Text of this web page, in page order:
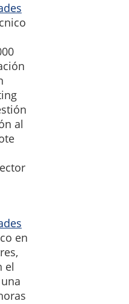
al
en
el